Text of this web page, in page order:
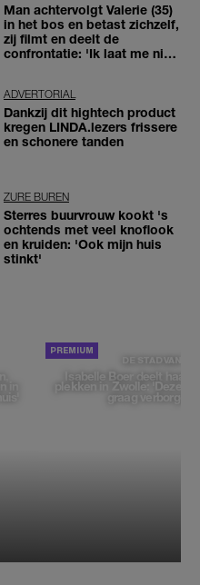
Man achtervolgt Valerie (35)
in het bos en betast zichzelf,
zij filmt en deelt de
confrontatie: 'Ik laat me niet
ADVERTORIAL
Dankzij dit hightech product
kregen LINDA.lezers frissere
en schonere tanden
ZURE BUREN
Sterres buurvrouw kookt 's
ochtends met veel knoflook
en kruiden: 'Ook mijn huis
stinkt'
in
DE STAD VAN
Isabelle Boer deelt haar
plekken in Zwolle: 'Deze
graag verborgen'